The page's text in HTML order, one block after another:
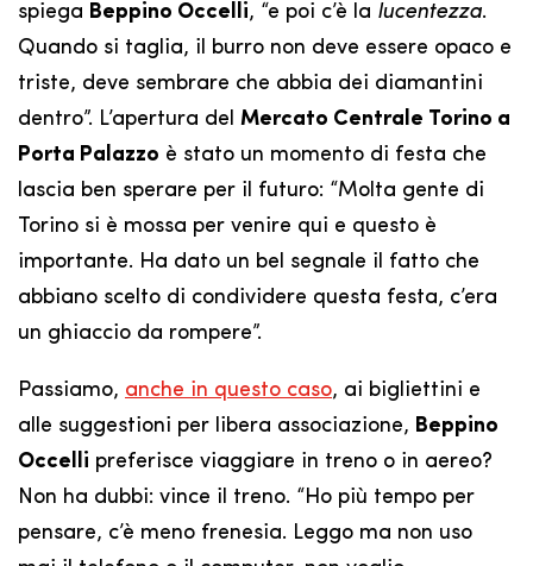
spiega Beppino Occelli, “e poi c’è la lucentezza.
Quando si taglia, il burro non deve essere opaco e
triste, deve sembrare che abbia dei diamantini
dentro”. L’apertura del Mercato Centrale Torino a
Porta Palazzo è stato un momento di festa che
lascia ben sperare per il futuro: “Molta gente di
Torino si è mossa per venire qui e questo è
importante. Ha dato un bel segnale il fatto che
abbiano scelto di condividere questa festa, c’era
un ghiaccio da rompere”.
Passiamo, anche in questo caso, ai bigliettini e
alle suggestioni per libera associazione, Beppino
Occelli preferisce viaggiare in treno o in aereo?
Non ha dubbi: vince il treno. “Ho più tempo per
pensare, c’è meno frenesia. Leggo ma non uso